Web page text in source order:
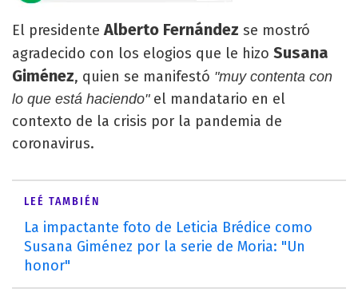
El presidenteAlberto Fernández se mostró
agradecido con los elogios que le hizo Susana
Giménez, quien se manifestó "muy contenta con
lo que está haciendo"el mandatario en el
contexto de la crisis por la pandemia de
coronavirus.
LEÉ TAMBIÉN
La impactante foto de Leticia Brédice como
Susana Giménez por la serie de Moria: "Un
honor"